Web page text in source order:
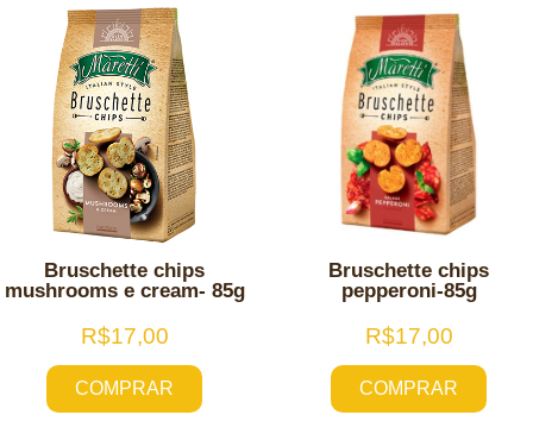
Bruschette chips
mushrooms e cream- 85g
R$17,00
COMPRAR
Bruschette chips
pepperoni-85g
R$17,00
COMPRAR